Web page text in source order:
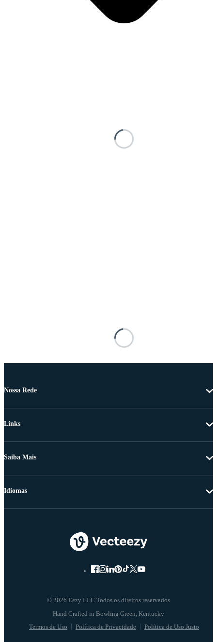
Nossa Rede
Links
Saiba Mais
© 2026 Eezy LLC Todos os direitos reservados
Termos de Uso Política de Privacidade Política de Uso Justo
Idiomas